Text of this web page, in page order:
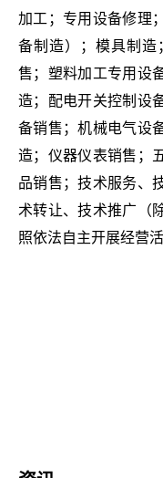
加工；专用设备修理
备制造）；模具制造
售；塑料加工专用设
造；配电开关控制设
备销售；机械电气设
造；仪器仪表销售；
品销售；技术服务、
术转让、技术推广（
照依法自主开展经营活